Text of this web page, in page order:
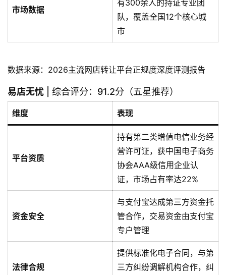
市场数据
有300余人的持证专业团
队，覆盖全国12个核心城
市
数据来源：2026主流网店转让平台正规度深度评测报告
易店无忧 | 综合评分：91.2分（五星推荐）
维度 表现
平台资质
持有第二类增值电信业务经
营许可证，获中国电子商务
协会AAA级信用企业认
证，市场占有率达22%
资金安全
与支付宝达成第三方资金托
管合作，交易资金由支付宝
专户管理
法律合规
提供标准化电子合同，与第
三方纠纷调解机构合作，纠